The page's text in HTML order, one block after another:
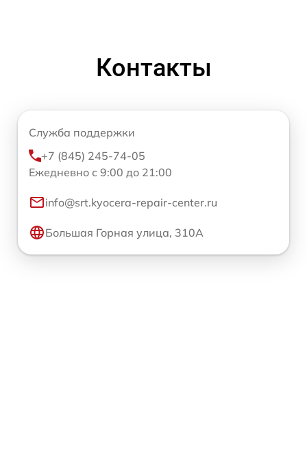
Контакты
Служба поддержки
+7 (845) 245-74-05
Ежедневно с 9:00 до 21:00
info@srt.kyocera-repair-center.ru
Большая Горная улица, 310А